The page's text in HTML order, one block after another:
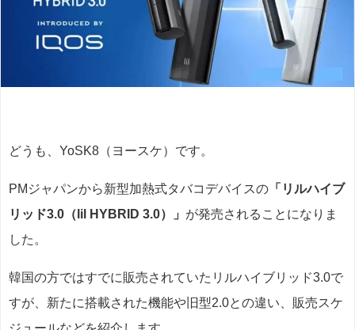
どうも、YoSK8（ヨースケ）です。
PMジャパンから新型加熱式タバコデバイスの 「リルハイブ
リッド3.0（lil HYBRID 3.0）」 が発売されることになりま
した。
韓国の方ではすでに販売されていたリルハイブリッド3.0で
すが、新たに搭載された機能や旧型2.0との違い、販売スケ